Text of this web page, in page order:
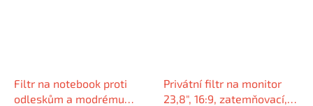
Filtr na notebook proti
odleskům a modrému
Privátní filtr na monitor
23,8", 16:9, zatemňovací,